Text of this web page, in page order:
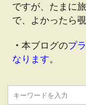
ですが、たまに
で、よかったら
・ 本ブログのプ
なります。